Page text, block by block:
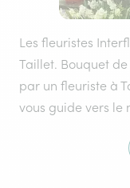
Les fleuristes
Taillet. Bouquet
par un fleuriste à
vous guide vers le